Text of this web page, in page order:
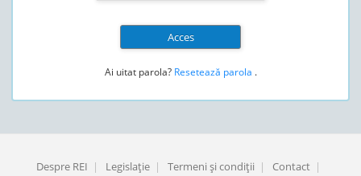
Ai uitat parola? Resetează parola .
Despre REI | Legislaţie | Termeni şi condiţii | Contact |